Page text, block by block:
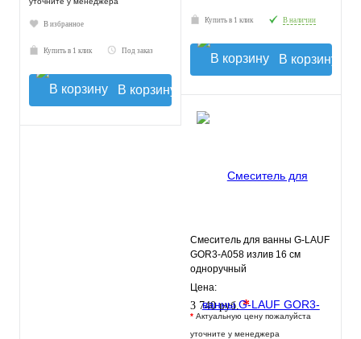
В избранное
Купить в 1 клик Под заказ
В корзину
Купить в 1 клик В наличии
В корзину
Смеситель для ванны G-LAUF
GOR3-A058 излив 16 см
одноручный
Цена:
3 740 руб.*
* Актуальную цену пожалуйста
уточните у менеджера